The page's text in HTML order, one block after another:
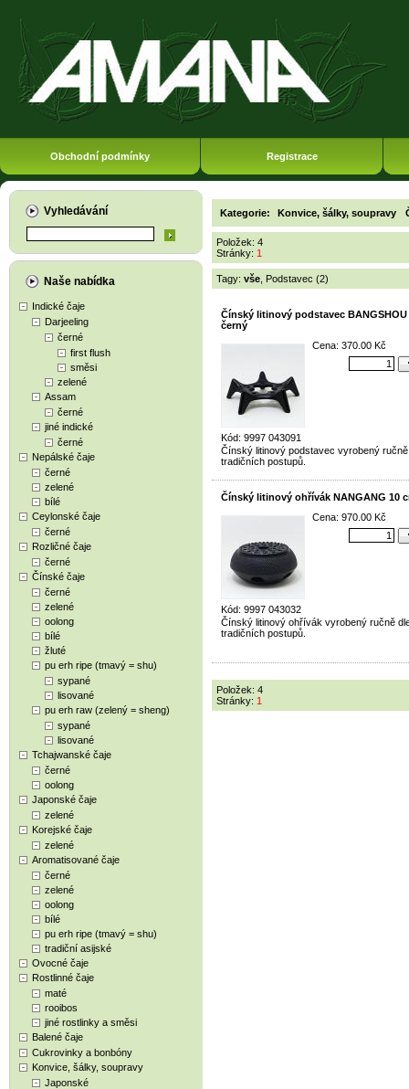
Obchodní podmínky Registrace
Vyhledávání
Naše nabídka
Indické čaje
Darjeeling
černé
first flush
směsi
zelené
Assam
černé
jiné indické
černé
Nepálské čaje
černé
zelené
bílé
Ceylonské čaje
černé
Rozličné čaje
černé
Čínské čaje
černé
zelené
oolong
bílé
žluté
pu erh ripe (tmavý = shu)
sypané
lisované
pu erh raw (zelený = sheng)
sypané
lisované
Tchajwanské čaje
černé
oolong
Japonské čaje
zelené
Korejské čaje
zelené
Aromatisované čaje
černé
zelené
oolong
bílé
pu erh ripe (tmavý = shu)
tradiční asijské
Ovocné čaje
Rostlinné čaje
maté
rooibos
jiné rostlinky a směsi
Balené čaje
Cukrovinky a bonbóny
Konvice, šálky, soupravy
Japonské
Kategorie: Konvice, šálky, soupravy
Položek: 4
Stránky: 1
Tagy: vše Podstavec (2)
Čínský litinový podstavec BANGSHOU
černý
Kód: 9997 043091
Cena: 370.00 Kč
Čínský litinový podstavec vyrobený ručně
tradičních postupů.
Čínský litinový ohřívák NANGANG 10
Kód: 9997 043032
Cena: 970.00 Kč
Čínský litinový ohřívák vyrobený ručně
tradičních postupů.
Položek: 4
Stránky: 1